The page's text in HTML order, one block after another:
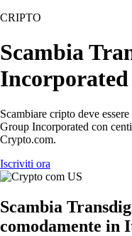
CRIPTO
Scambia
Scambiare cripto deve
Group Incorporated con
Crypto.com.
Iscriviti ora
Scambia
comodamente in